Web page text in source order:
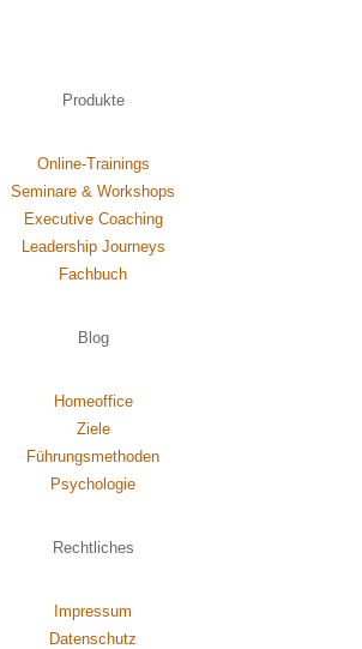
Produkte
Online-Trainings
Seminare & Workshops
Executive Coaching
Leadership Journeys
Fachbuch
Blog
Homeoffice
Ziele
Führungsmethoden
Psychologie
Rechtliches
Impressum
Datenschutz